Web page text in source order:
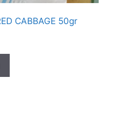
CABBAGE 50gr